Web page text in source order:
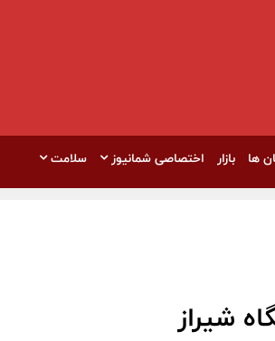
ها بازار اختصاصی شمانیوز سلامت
شیراز